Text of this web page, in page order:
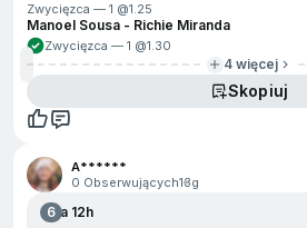
Zwycięzca — 1 @1.25
Manoel Sousa - Richie Miranda
Zwycięzca — 1 @1.30
4 więcej
Skopiuj
A******
0 Obserwujących13g
6Za 12h